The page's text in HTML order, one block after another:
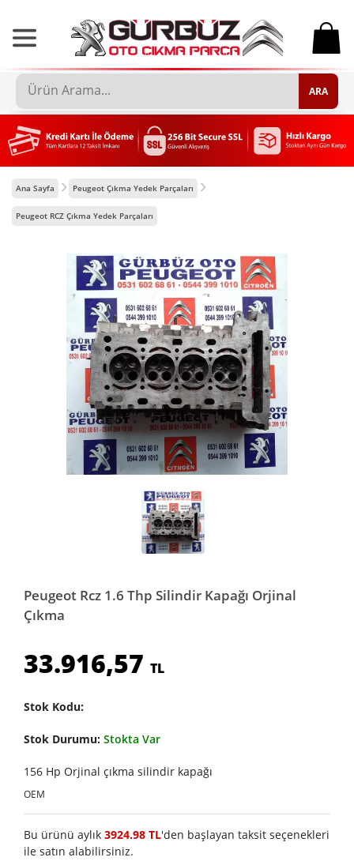
0
ARA
Ana Sayfa Peugeot Çıkma Yedek Parçaları
Peugeot RCZ Çıkma Yedek Parçaları
Peugeot Rcz 1.6 Thp Silindir Kapağı Orjinal
Çıkma
33.916,57 TL
Stok Kodu:
Stok Durumu: Stokta Var
156 Hp Orjinal çıkma silindir kapağı
OEM
Bu ürünü aylık 3924.98 TL'den başlayan taksit seçenekleri
ile satın alabilirsiniz.